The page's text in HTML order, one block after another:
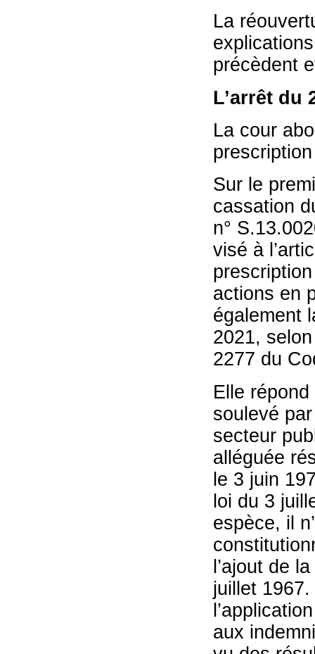
La
précèdent
L’arrêt du
La cour
Sur le
cassation
n°
visé à
actions en
également
2021,
2277 du
Elle
soulevé
secteur
alléguée
le 3 juin
loi du 3
espèce, il
l’ajout de
juillet
aux